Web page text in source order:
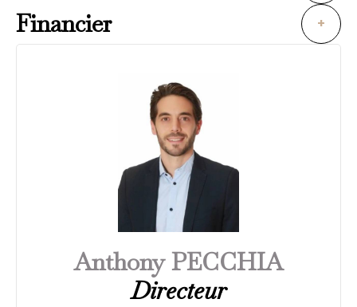
Financier +
Anthony PECCHIA
Directeur